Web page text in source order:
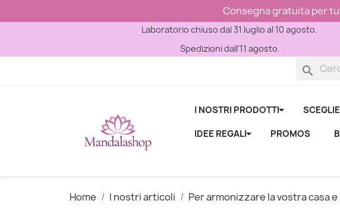
Consegna gratuita per
Laboratorio chiuso dal 31 luglio al 10 agosto.
Spedizioni dall'11 agosto.
search
I NOSTRI PRODOTTI
IDEE REGALI
PROMOS
Home I nostri articoli Per armonizzare la vostra casa